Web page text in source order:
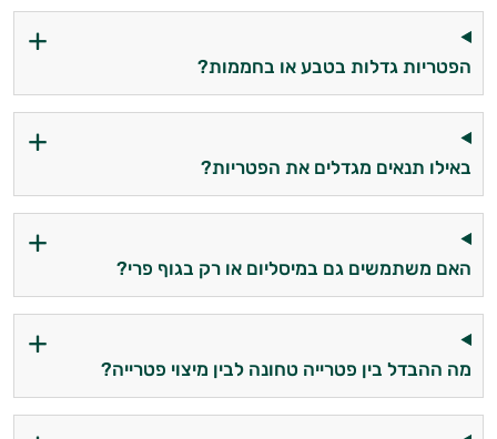
הפטריות גדלות בטבע או בחממות?
באילו תנאים מגדלים את הפטריות?
האם משתמשים גם במיסליום או רק בגוף פרי?
מה ההבדל בין פטרייה טחונה לבין מיצוי פטרייה?